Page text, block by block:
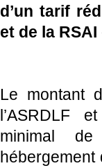
d’un tarif
et de la RSAI
Le montant
l’ASRDLF
minimal
hébergement